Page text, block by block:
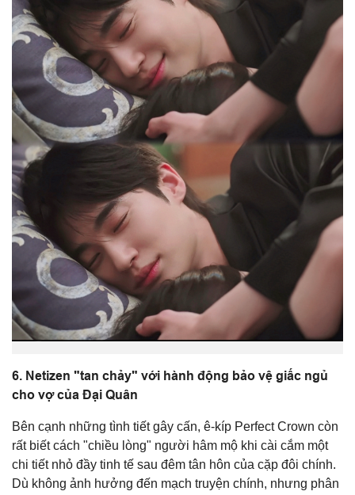
6. Netizen "tan chảy" với hành động bảo vệ giấc ngủ
cho vợ của Đại Quân
Bên cạnh những tình tiết gây cấn, ê-kíp Perfect Crown còn
rất biết cách "chiều lòng" người hâm mộ khi cài cắm một
chi tiết nhỏ đầy tinh tế sau đêm tân hôn của cặp đôi chính.
Dù không ảnh hưởng đến mạch truyện chính, nhưng phân